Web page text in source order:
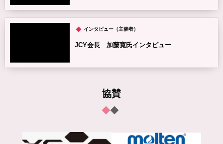
インタビュー（主催者）
JCY会長 加藤寛氏インタビュー
協賛